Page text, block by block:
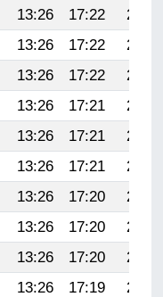
13:26 17:22
20:45
13:26 17:22
20:44
13:26 17:22
20:43
13:26 17:21
20:43
13:26 17:21
20:42
13:26 17:21
20:41
13:26 17:20
20:39
13:26 17:20
20:38
13:26 17:20
20:37
13:26 17:19
20:36